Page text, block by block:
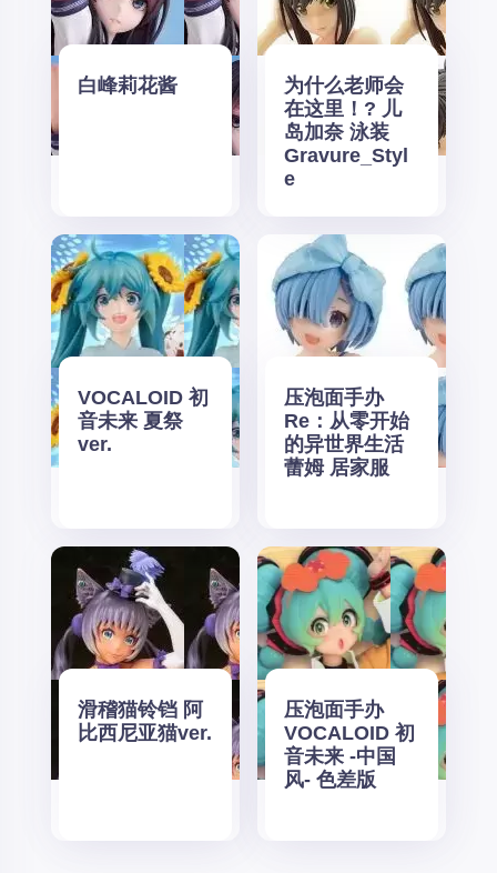
白峰莉花酱
为什么老师会
在这里！? 儿
岛加奈 泳装
Gravure_Styl
e
VOCALOID 初
音未来 夏祭
ver.
压泡面手办
Re：从零开始
的异世界生活
蕾姆 居家服
滑稽猫铃铛 阿
比西尼亚猫ver.
压泡面手办
VOCALOID 初
音未来 -中国
风- 色差版